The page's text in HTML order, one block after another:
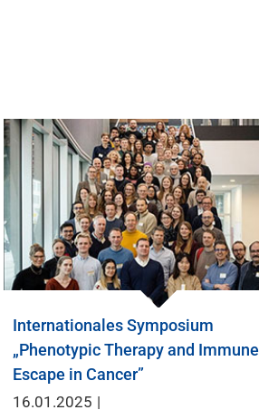
Internationales Symposium
„Phenotypic Therapy and Immune
Escape in Cancer”
16.01.2025 |